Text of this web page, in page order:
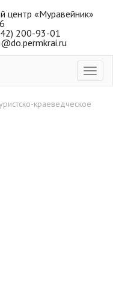
центр «Муравейник»
200-93-01
краеведческое